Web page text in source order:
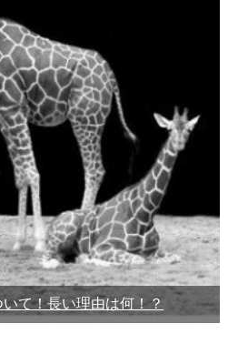
て！長い理由は何！？